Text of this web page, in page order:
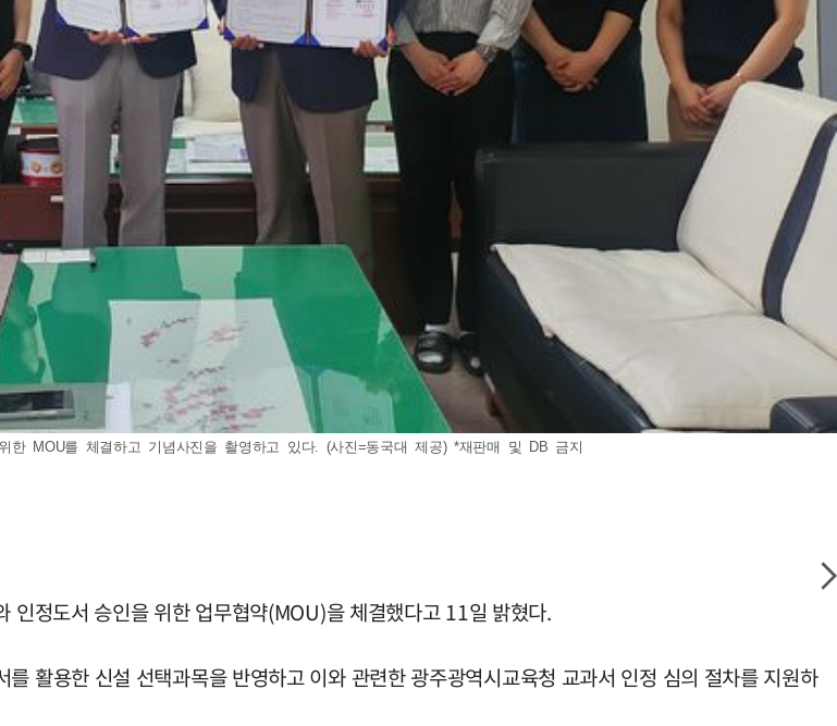
MOU를 체결하고 기념사진을 촬영하고 있다. (사진=동국대 제공) *재판매 및 DB 금지
정도서 승인을 위한 업무협약(MOU)을 체결했다고 11일 밝혔다.
활용한 신설 선택과목을 반영하고 이와 관련한 광주광역시교육청 교과서 인정 심의 절차를 지원하